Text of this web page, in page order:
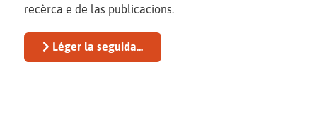
recèrca e de las publicacions.
Léger la seguida...